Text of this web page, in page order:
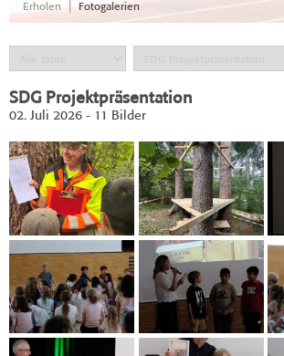
Erholen Fotogalerien
SDG Projektpräsentation
02. Juli 2026 - 11 Bilder